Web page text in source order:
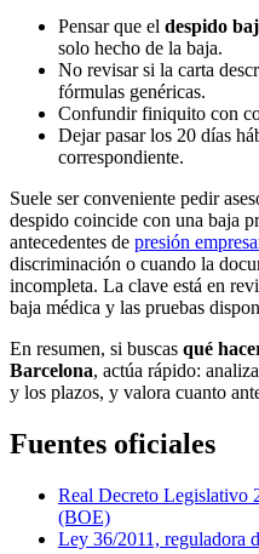
Pensar que el despido
solo hecho de la baja.
No revisar si la carta
fórmulas genéricas.
Confundir finiquito con
Dejar pasar los 20 días
correspondiente.
Suele ser conveniente pedir
despido coincide con una baja
antecedentes de presión
discriminación o cuando la
incompleta. La clave está en
baja médica y las pruebas
En resumen, si buscas qué
Barcelona, actúa rápido:
y los plazos, y valora cuanto
Fuentes oficiales
Real Decreto Legislativo
(BOE)
Ley 36/2011, reguladora